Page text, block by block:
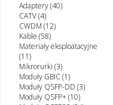
Adaptery (40)
CATV (4)
CWDM (12)
Kable (58)
Materiały eksploatacyjne
(11)
Mikrorurki (3)
Moduły GBIC (1)
Moduły QSFP-DD (3)
Moduły QSFP+ (10)